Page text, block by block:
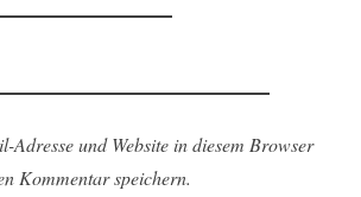
Adresse und Website in diesem Browser
Kommentar speichern.